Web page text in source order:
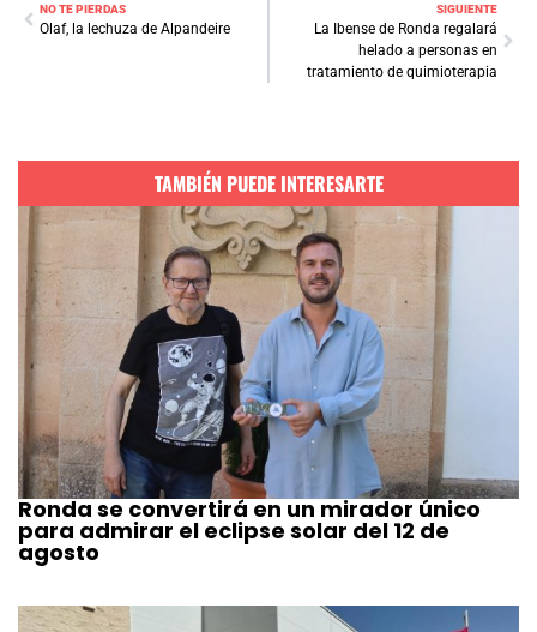
NO TE PIERDAS
Olaf, la lechuza de Alpandeire
SIGUIENTE
La Ibense de Ronda regalará
helado a personas en
tratamiento de quimioterapia
TAMBIÉN PUEDE INTERESARTE
Ronda se convertirá en un mirador único
para admirar el eclipse solar del 12 de
agosto